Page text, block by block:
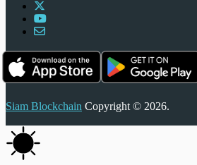
Siam Blockchain Copyright © 2026.